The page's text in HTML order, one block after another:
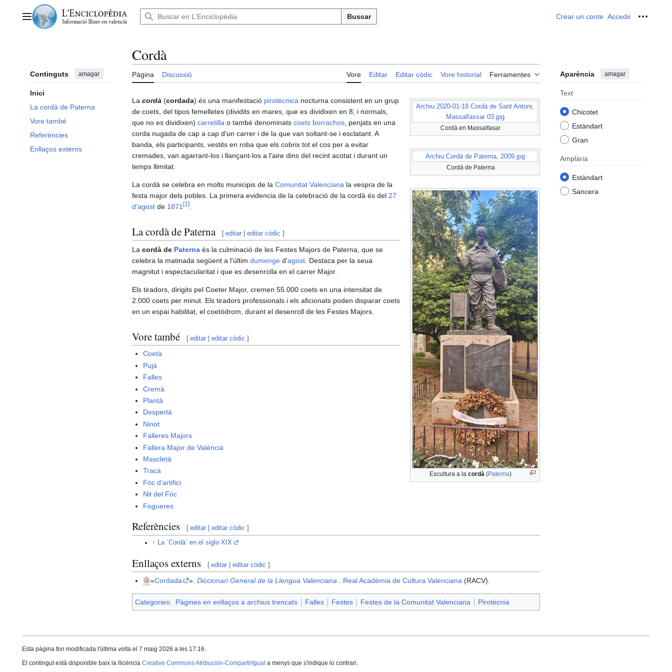
contingutMenú principal Buscar Crear un conte Accedir
Continguts amagar
Inici
La cordà de Paterna
Vore també
Referències
Enllaços externs
Cordà
Pàgina Discussió Vore Editar Editar còdic Vore historial Ferramentes Aparència amagar
Text
Chicotet
Estàndart
Gran
Amplària
Estàndart
Sancera
Archiu:2020-01-18 Cordà de Sant Antoni,
Massalfassar 03.jpg
Cordà en Massalfasar
Archiu:Cordà de Paterna, 2009.jpg
Cordà de Paterna
Escultura a la cordà (Paterna)
La cordà (cordada) és una manifestació pirotècnica nocturna consistent en un grup
de coets, del tipos femelletes (dividits en mares, que es dividixen en 8, i normals,
que no es dividixen) carretilla o també denominats coets borrachos , penjats en una
corda nugada de cap a cap d'un carrer i de la que van soltant-se i esclatant. A
banda, els participants, vestits en roba que els cobrix tot el cos per a evitar
cremades, van agarrant-los i llançant-los a l'aire dins del recint acotat i durant un
temps llimitat.
La cordà se celebra en molts municipis de la Comunitat Valenciana la vespra de la
festa major dels pobles. La primera evidencia de la celebració de la cordà és del 27
d'agost de 1871 [1 ]
La cordà de Paterna [ editar |editar còdic ]
La cordà de Paterna és la culminació de les Festes Majors de Paterna, que se
celebra la matinada següent a l'últim dumenge d'agost . Destaca per la seua
magnitut i espectacularitat i que es desenrolla en el carrer Major.
Els tiradors, dirigits pel Coeter Major, cremen 55.000 coets en una intensitat de
2.000 coets per minut. Els tiradors professionals i els aficionats poden disparar coets
en un espai habilitat, el coetòdrom, durant el desenroll de les Festes Majors.
Vore també [ editar |editar còdic ]
Coetà
Pujà
Falles
Cremà
Plantà
Despertà
Ninot
Falleres Majors
Fallera Major de Valéncia
Mascletà
Traca
Fòc d'artifici
Nit del Fòc
Fogueres
Referències [ editar |editar còdic ]
↑ La ´Cordà´ en el siglo XIX
Enllaços externs [ editar |editar còdic ]
«Cordada ».Diccionari General de la Llengua Valenciana Real Acadèmia de Cultura Valenciana (RACV).
Categories: Pàgines en enllaços a archius trencats Falles Festes Festes de la Comunitat Valenciana Pirotècnia
Esta pàgina fon modificada l'última volta el 7 maig 2026 a les 17:16.
El contingut està disponible baix la llicència Creative Commons Atribución-CompartirIgual a menys que s'indique lo contrari.